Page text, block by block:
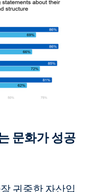
문화가 성공
귀중한 자산입